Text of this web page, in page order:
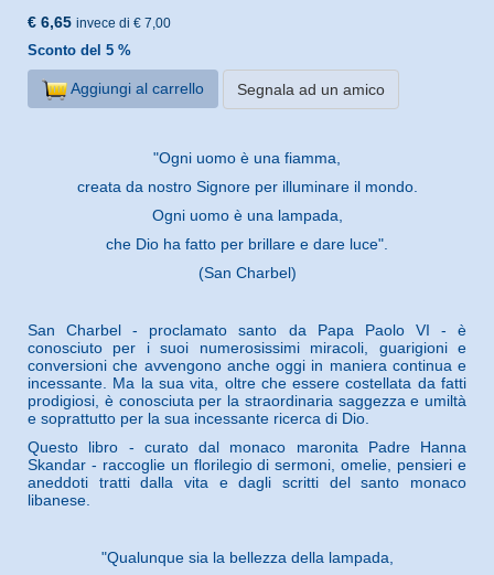
€ 6,65 invece di € 7,00
Sconto del 5 %
Aggiungi al carrello Segnala ad un amico
"Ogni uomo è una fiamma,
creata da nostro Signore per illuminare il mondo.
Ogni uomo è una lampada,
che Dio ha fatto per brillare e dare luce".
(San Charbel)
San Charbel - proclamato santo da Papa Paolo VI - è
conosciuto per i suoi numerosissimi miracoli, guarigioni e
conversioni che avvengono anche oggi in maniera continua e
incessante. Ma la sua vita, oltre che essere costellata da fatti
prodigiosi, è conosciuta per la straordinaria saggezza e umiltà
e soprattutto per la sua incessante ricerca di Dio.
Questo libro - curato dal monaco maronita Padre Hanna
Skandar - raccoglie un florilegio di sermoni, omelie, pensieri e
aneddoti tratti dalla vita e dagli scritti del santo monaco
libanese.
"Qualunque sia la bellezza della lampada,